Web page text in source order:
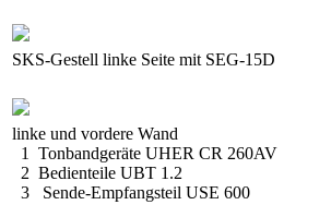
SKS-Gestell linke Seite mit SEG-15D
linke und vordere Wand
1 Tonbandgeräte UHER CR 260AV
2 Bedienteile UBT 1.2
3 Sende-Empfangsteil USE 600